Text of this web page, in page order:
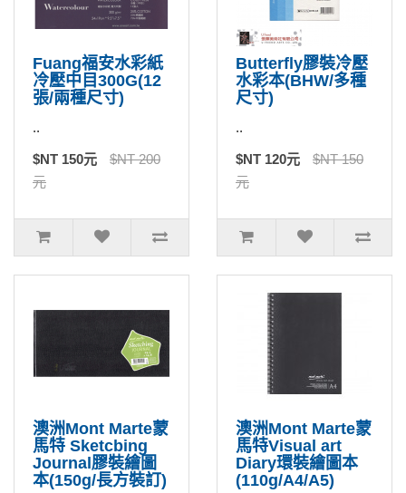
Fuang福安水彩紙
冷壓中目300G(12
張/兩種尺寸)
..
$NT 150元
$NT 200
元
Butterfly膠裝冷壓
水彩本(BHW/多種
尺寸)
..
$NT 120元
$NT 150
元
澳洲Mont Marte蒙
馬特 Sketcbing
Journal膠裝繪圖
本(150g/長方裝訂)
澳洲Mont Marte蒙
馬特Visual art
Diary環裝繪圖本
(110g/A4/A5)